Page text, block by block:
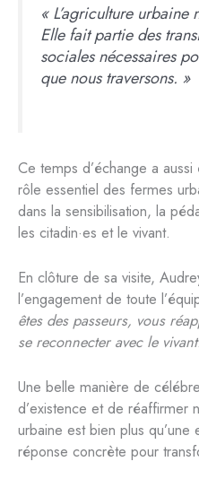
« L’agriculture urbaine
Elle fait partie des
sociales nécessaires
que nous traversons. »
Ce temps d’échange a
rôle essentiel des fermes
dans la sensibilisation, la
les citadin·es et le vivant.
En clôture de sa visite,
l’engagement de toute
êtes des passeurs, vous
se reconnecter avec le
Une belle manière de
d’existence et de réaffirmer
urbaine est bien plus qu’une
réponse concrète pour